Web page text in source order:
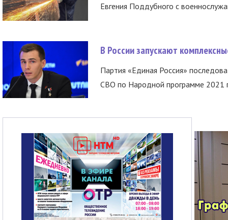
Евгения Поддубного с
В России запускают
Партия «Единая Россия»
СВО по Народной программе 2021